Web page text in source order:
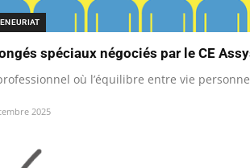
spéciaux négociés par le CE
où l’équilibre entre vie
2025